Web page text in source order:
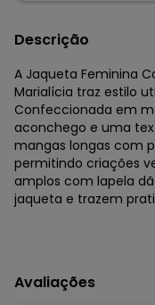
Descrição
A Jaqueta Feminina
Marialícia traz estilo
Confeccionada em
aconchego e uma
mangas longas com
permitindo criações
amplos com lapela
jaqueta e trazem
Marialícia - Jaqueta
Código do produto:
Modelagem: Ampla
Avaliações